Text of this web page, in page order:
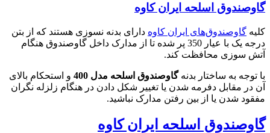
گاوصندوق اسلحه ایران کاوه
کلیه گاوصندوق‌های ایران کاوه دارای بدنه نسوزی هستند که از بتن
درجه یک با عیار 350 پر شده تا از مدارک داخل گاوصندوق هنگام
آتش سوزی محافظت کند.
با توجه به ساختار بدنهگاوصندوق اسلحه مدل 400
و استحکام بالای
آن در مقابل دفرمه شدن یا تغییر شکل دادن در هنگام زلزله نگران
مفقود شدن یا از بین رفتن مدارک نباشید.
گاوصندوق اسلحه ایران کاوه